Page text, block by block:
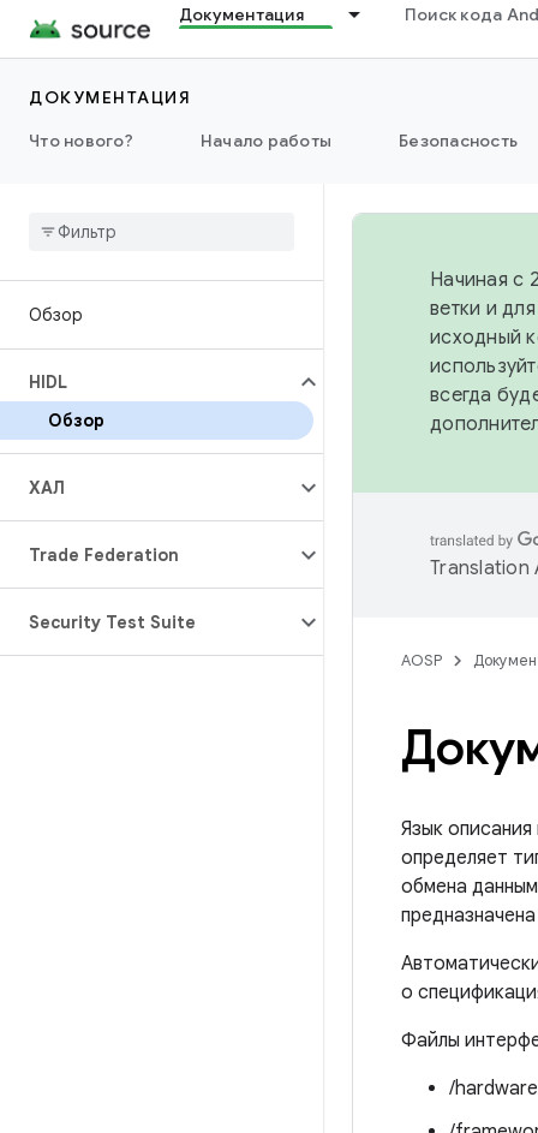
Документация Поиск кода
ДОКУМЕНТАЦИЯ
Что нового?
Начало работы Безопасность
Обзор
HIDL
Обзор
ХАЛ
Trade Federation
Security Test Suite
Начиная с
ветки и
исходный
всегда
Translation
AOSP
Язык
определяет
обмена
о
Файлы
/